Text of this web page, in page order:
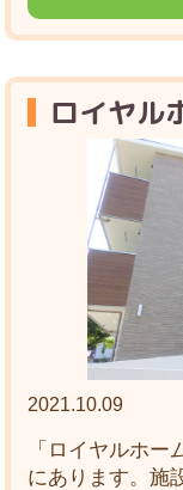
ロイヤル
2021.10.09
「ロイヤルホ
にあります。施